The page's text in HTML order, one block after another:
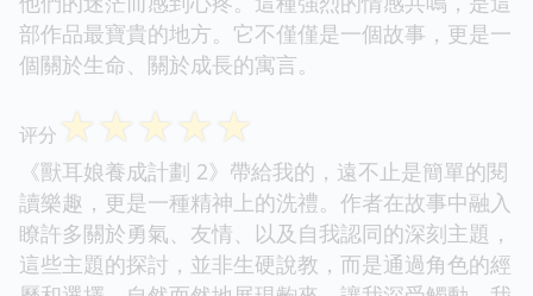
部作品最寶貴的地方。它不僅僅是一個故事，更是一
個關於生命、關於成長的寓言。
评分 ☆☆☆☆☆
《獸耳娘養成計劃 2》帶給我的，遠不止是簡單的閱
讀樂趣，更是一種精神上的洗禮。作者在故事中融入
瞭許多關於勇氣、友情、以及自我認同的深刻主題，
這些主題的探討，並非生硬說教，而是通過角色的經